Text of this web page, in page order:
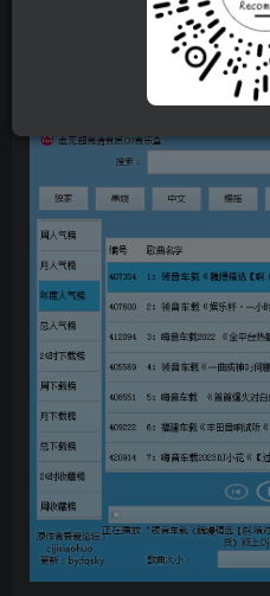
易语言写的，可能会报毒，建